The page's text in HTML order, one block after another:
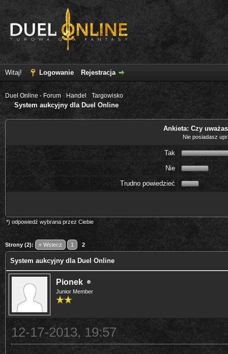
Witaj! Logowanie Rejestracja
Duel Online - Forum Handel Targowisko
System aukcyjny dla Duel Online
Ankieta: Czy
Nie posiadasz
Tak
Nie
Trudno powiedzieć
*) odpowiedź wybrana przez Ciebie
Strony (2): « Wstecz 1 2
System aukcyjny dla Duel Online
Pionek
Junior Member
12-17-2013, 19:57